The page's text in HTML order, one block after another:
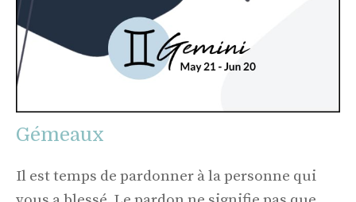
Gémeaux
Il est temps de pardonner à la personne qui